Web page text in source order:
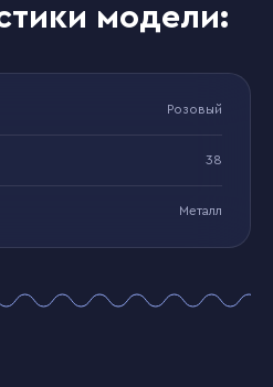
модели:
Розовый
38
Металл